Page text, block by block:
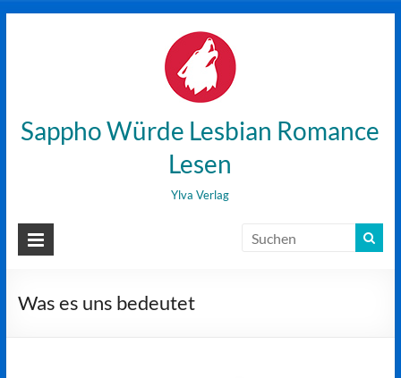
Sappho Würde Lesbian Romance
Lesen
Ylva Verlag
Was es uns bedeutet